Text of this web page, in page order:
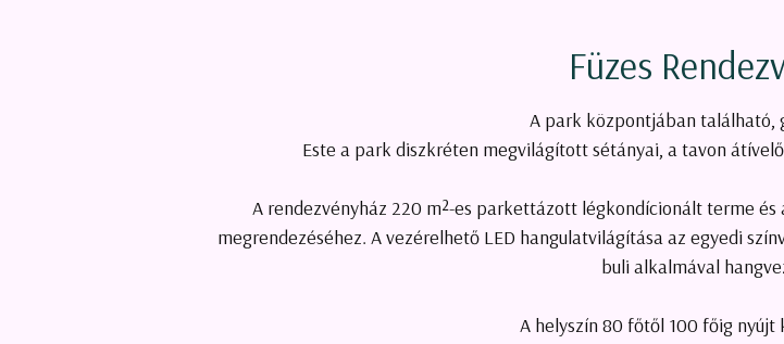
Füzes
A park központjában található,
Este a park diszkréten megvilágított sétányai, a tavon
A rendezvényház 220 m²-es parkettázott légkondícionált terme és
megrendezéséhez. A vezérelhető LED hangulatvilágítása az egyedi
buli alkalmával
A helyszín 80 főtől 100 főig nyújt